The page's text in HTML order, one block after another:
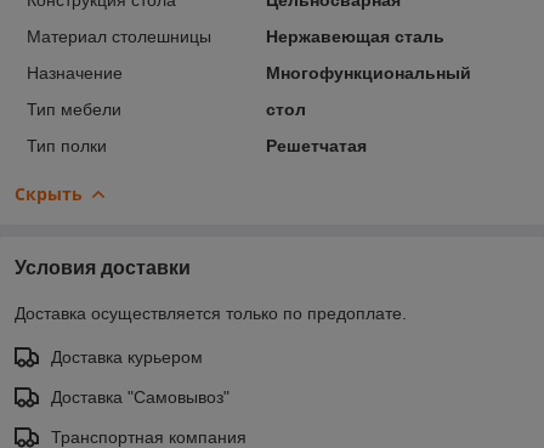
Материал столешницы
Нержавеющая сталь
Назначение
Многофункциональный
Тип мебели
стол
Тип полки
Решетчатая
Скрыть
Условия доставки
Доставка осуществляется только по предоплате.
Доставка курьером
Доставка "Самовывоз"
Транспортная компания